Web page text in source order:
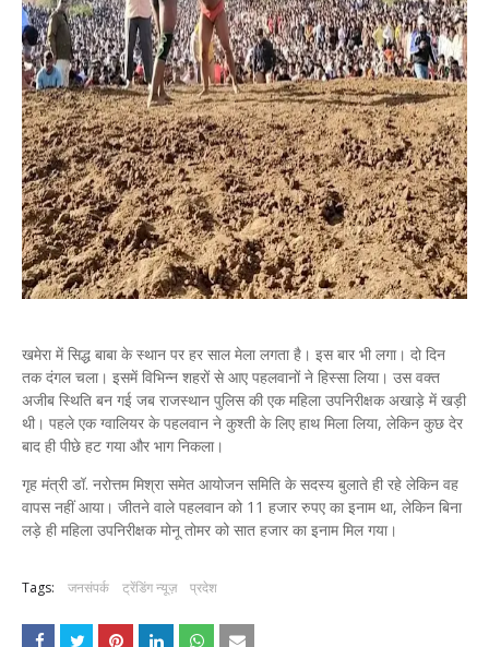
खमेरा में सिद्ध बाबा के स्थान पर हर साल मेला लगता है। इस बार भी लगा। दो दिन
तक दंगल चला। इसमें विभिन्न शहरों से आए पहलवानों ने हिस्सा लिया। उस वक्त
अजीब स्थिति बन गई जब राजस्थान पुलिस की एक महिला उपनिरीक्षक अखाड़े में खड़ी
थी। पहले एक ग्वालियर के पहलवान ने कुश्ती के लिए हाथ मिला लिया, लेकिन कुछ देर
बाद ही पीछे हट गया और भाग निकला।
गृह मंत्री डॉ. नरोत्तम मिश्रा समेत आयोजन समिति के सदस्य बुलाते ही रहे लेकिन वह
वापस नहीं आया। जीतने वाले पहलवान को 11 हजार रुपए का इनाम था, लेकिन बिना
लड़े ही महिला उपनिरीक्षक मोनू तोमर को सात हजार का इनाम मिल गया।
Tags: जनसंपर्क ट्रेंडिंग न्यूज़ प्रदेश